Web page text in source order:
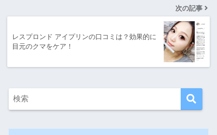
次の記事
レスプロンド アイプリンの口コミは？効果的に
目元のクマをケア！